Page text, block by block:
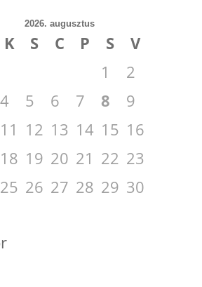
2026. augusztus
K S C P S
V
1
2
4 5 6 7 8
9
11 12 13 14 15 16
18 19 20 21 22 23
25 26 27 28 29 30